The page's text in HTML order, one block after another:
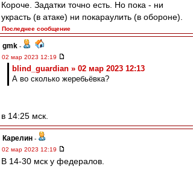
Короче. Задатки точно есть. Но пока - ни
украсть (в атаке) ни покараулить (в обороне).
Последнее сообщение
gmk -
02 мар 2023 12:19
blind_guardian » 02 мар 2023 12:13
А во сколько жеребьёвка?
в 14:25 мск.
Карелин -
02 мар 2023 12:19
В 14-30 мск у федералов.